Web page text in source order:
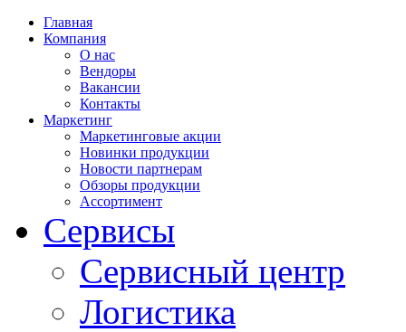
Главная
Компания
О нас
Вендоры
Вакансии
Контакты
Маркетинг
Маркетинговые акции
Новинки продукции
Новости партнерам
Обзоры продукции
Ассортимент
Сервисы
Сервисный центр
Логистика